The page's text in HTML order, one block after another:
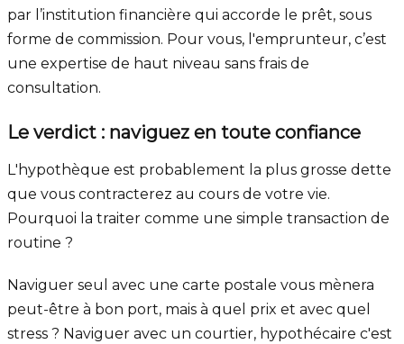
par l’institution financière qui accorde le prêt, sous
forme de commission. Pour vous, l'emprunteur, c’est
une expertise de haut niveau sans frais de
consultation.
Le verdict : naviguez en toute confiance
L'hypothèque est probablement la plus grosse dette
que vous contracterez au cours de votre vie.
Pourquoi la traiter comme une simple transaction de
routine ?
Naviguer seul avec une carte postale vous mènera
peut-être à bon port, mais à quel prix et avec quel
stress ? Naviguer avec un courtier, hypothécaire c'est